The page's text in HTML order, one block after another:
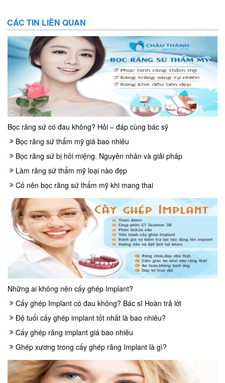
CÁC TIN LIÊN QUAN
Bọc răng sứ có đau không? Hỏi – đáp cùng bác sỹ
Bọc răng sứ thẩm mỹ giá bao nhiêu
Bọc răng sứ bị hôi miệng. Nguyên nhân và giải pháp
Làm răng sứ thẩm mỹ loại nào đẹp
Có nên bọc răng sứ thẩm mỹ khi mang thai
Những ai không nên cấy ghép Implant?
Cấy ghép Implant có đau không? Bác sĩ Hoàn trả lời
Độ tuổi cấy ghép implant tốt nhất là bao nhiêu?
Cấy ghép răng implant giá bao nhiêu
Ghép xương trong cấy ghép răng Implant là gì?